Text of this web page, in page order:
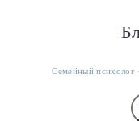
Семейный психолог